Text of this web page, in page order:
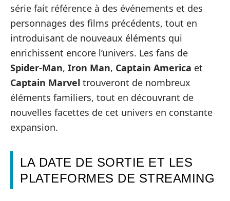
série fait référence à des événements et des
personnages des films précédents, tout en
introduisant de nouveaux éléments qui
enrichissent encore l’univers. Les fans de
Spider-Man, Iron Man, Captain America et
Captain Marvel trouveront de nombreux
éléments familiers, tout en découvrant de
nouvelles facettes de cet univers en constante
expansion.
LA DATE DE SORTIE ET LES
PLATEFORMES DE STREAMING